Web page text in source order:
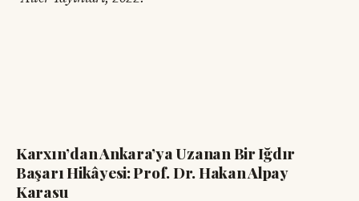
Karxın’dan Ankara’ya Uzanan Bir Iğdır
Başarı Hikâyesi: Prof. Dr. Hakan Alpay
Karasu